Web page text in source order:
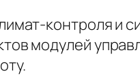
контроля и
модулей